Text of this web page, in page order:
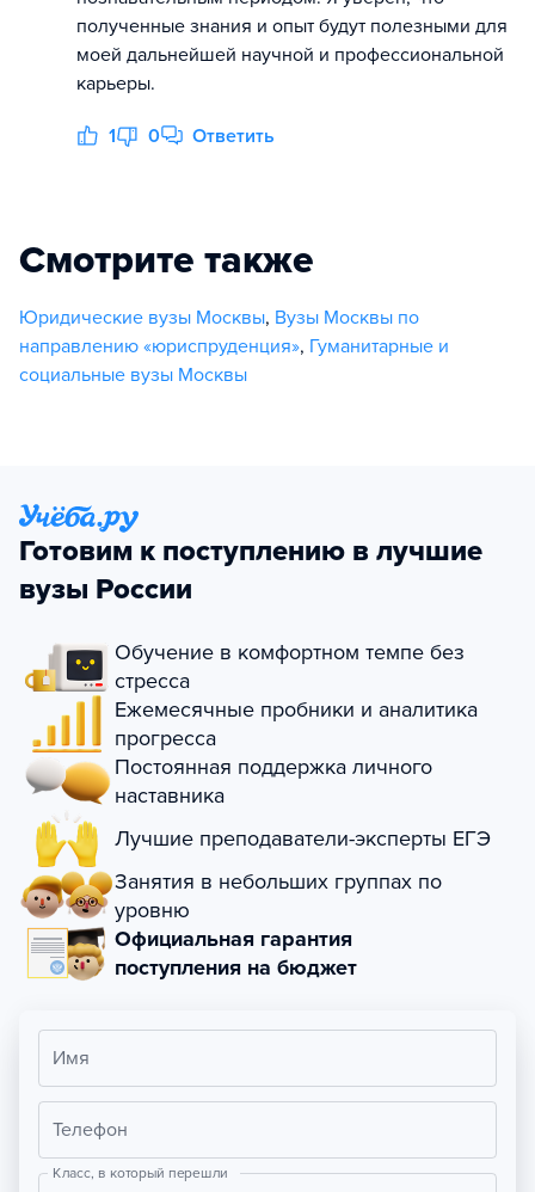
полученные знания и опыт будут полезными для
моей дальнейшей научной и профессиональной
карьеры.
1 0 Ответить
Смотрите также
Юридические вузы Москвы, Вузы Москвы по
направлению «юриспруденция», Гуманитарные и
социальные вузы Москвы
Готовим к поступлению в лучшие
вузы России
Обучение в комфортном темпе без
стресса
Ежемесячные пробники и аналитика
прогресса
Постоянная поддержка личного
наставника
Лучшие преподаватели-эксперты ЕГЭ
Занятия в небольших группах по
уровню
Официальная гарантия
поступления на бюджет
Имя
Телефон
Класс, в который перешли